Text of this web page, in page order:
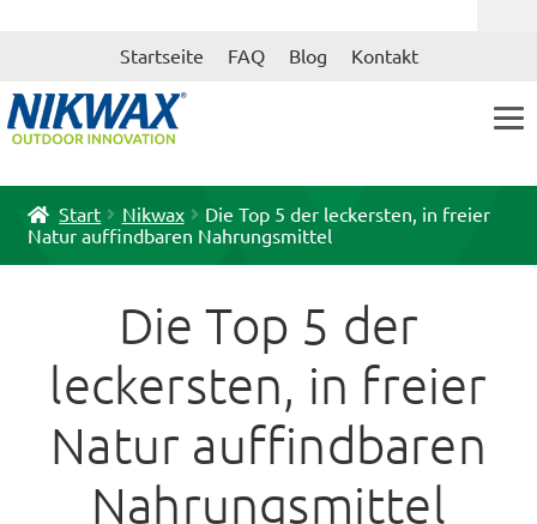
Navigation
Zum
Startseite FAQ Blog Kontakt
Start Nikwax
Die Top 5 der leckersten, in freier
Natur auffindbaren Nahrungsmittel
Die Top 5 der
leckersten, in freier
Natur auffindbaren
Nahrungsmittel